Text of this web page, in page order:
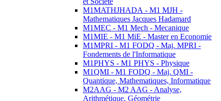
M1MATHJHADA - M1 MJH -
Mathematiques Jacques Hadamard
M1MEC - M1 Mech - Mecanique
M1MIE - M1 MiE - Master en Economie
M1MPRI - M1 FODQ - Maj. MPRI -
Fondements de l'Informatique
M1PHYS - M1 PHYS - Physique
M1QMI - M1 FODQ - Maj. QMI -
Quantique, Mathematiques, Informatique
M2AAG - M2 AAG - Analyse,
Arithmétique, Géométrie